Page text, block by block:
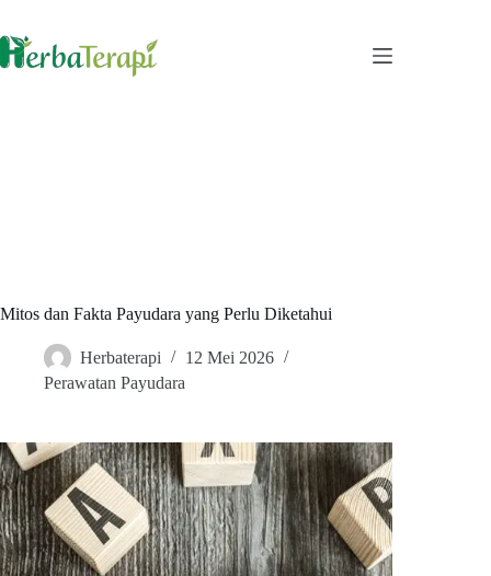
content
Mitos dan Fakta Payudara yang Perlu Diketahui
Herbaterapi
12 Mei 2026
Perawatan Payudara